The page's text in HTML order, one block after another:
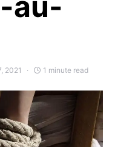
2021 1 minute read